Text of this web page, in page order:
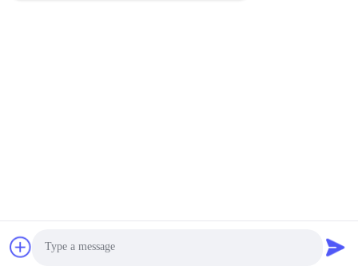
Получите самую лучшую цену